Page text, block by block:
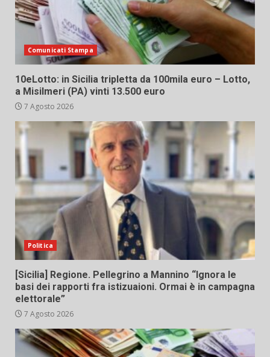
Comunicati Stampa
10eLotto: in Sicilia tripletta da 100mila euro – Lotto,
a Misilmeri (PA) vinti 13.500 euro
7 Agosto 2026
Politica
[Sicilia] Regione. Pellegrino a Mannino “Ignora le
basi dei rapporti fra istizuaioni. Ormai è in campagna
elettorale”
7 Agosto 2026